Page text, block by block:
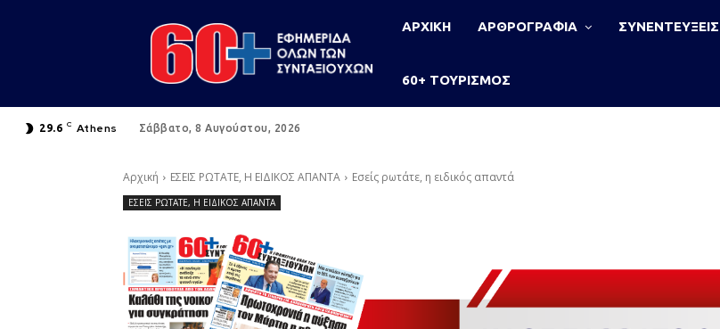
ΑΡΧΙΚΗ ΑΡΘΡΟΓΡΑΦΙΑ ΣΥΝΕΝΤΕΥΞΕΙΣ
60+ ΤΟΥΡΙΣΜΟΣ
29.6 C Athens Σάββατο, 8 Αυγούστου, 2026
Αρχική ΕΣΕΙΣ ΡΩΤΑΤΕ, Η ΕΙΔΙΚΟΣ ΑΠΑΝΤΑ Εσείς ρωτάτε, η ειδικός απαντά
ΕΣΕΙΣ ΡΩΤΑΤΕ, Η ΕΙΔΙΚΟΣ ΑΠΑΝΤΑ